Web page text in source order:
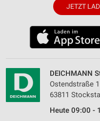
JETZT
DEICHMANN
Ostendstraße 1
63811
Heute 09:00 -